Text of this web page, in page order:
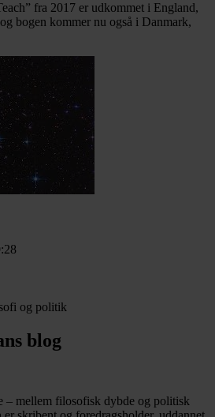
fra 2017 er udkommet i England,
bogen kommer nu også i Danmark,
og politik
blog
– mellem filosofisk dybde og politisk